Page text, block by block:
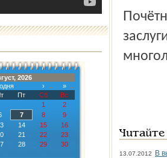
2026
›
»
Пт Сб
Вс
1
2
7 8
9
14 15
16
21 22
23
28 29
30
Почётное звание присвоено Александру Лептюхову за
13.07.2012
В